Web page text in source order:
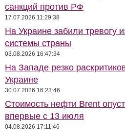
санкций против РФ
17.07.2026 11:29:38
На Украине забили тревогу
системы страны
03.08.2026 16:47:34
На Западе резко
Украине
30.07.2026 16:23:46
Стоимость нефти Brent
впервые с 13 июля
04.08.2026 17:11:46